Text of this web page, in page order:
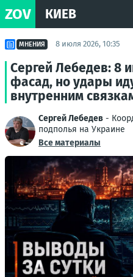
ZOV КИЕВ
МНЕНИЯ 8 июля 2026, 10:35
Сергей Лебедев: 8
фасад, но удары
внутренним
Сергей Лебедев -
подполья на Украине
Все материалы